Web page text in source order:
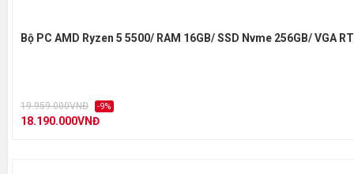
Bộ PC AMD Ryzen 5 5500/ RAM 16GB/ SSD Nvme 256GB/ VGA
19.959.000VNĐ -9%
18.190.000VNĐ